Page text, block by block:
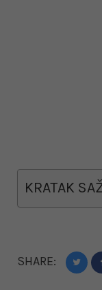
KRATAK
SHARE: